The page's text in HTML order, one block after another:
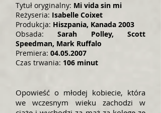
Tytuł oryginalny: Mi vida sin mi
Reżyseria: Isabelle Coixet
Produkcja: Hiszpania, Kanada 2003
Obsada: Sarah Polley, Scott
Speedman, Mark Ruffalo
Premiera: 04.05.2007
Czas trwania: 106 minut
Opowieść o młodej kobiecie, która
we wczesnym wieku zachodzi w